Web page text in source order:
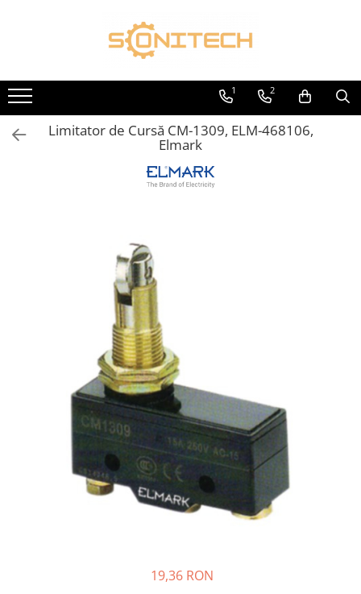
Toate Produsele
FOTOVOLTAICE
Acumulatori
ATS / Comutatoare Transfer
Sisteme de montaj
Sisteme de prindere
Sisteme Fotovoltaice Complete cu
Busbar Șine Conexiuni
Cabluri și accesorii
Jgheab metalic
Papuci CU și AL
1 2
Limitator de Cursă CM-1309, ELM-468106,
Elmark
19,36 RON